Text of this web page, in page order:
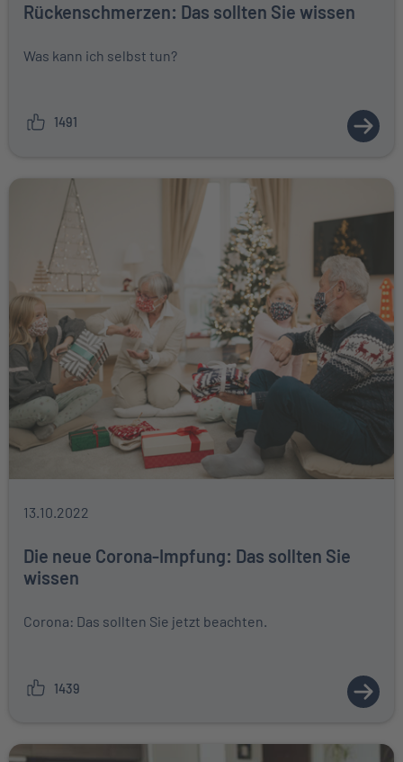
Rückenschmerzen: Das sollten Sie wissen
Was kann ich selbst tun?
1491
ZUM
13.10.2022
Die neue Corona-Impfung: Das sollten Sie
wissen
Corona: Das sollten Sie jetzt beachten.
1439
ZUM